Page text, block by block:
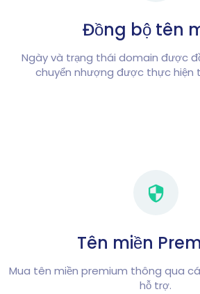
Đồng bộ tên
Ngày và trạng thái domain được
chuyển nhượng được thực hiện
Tên miền
Mua tên miền premium thông qua
hỗ trợ.